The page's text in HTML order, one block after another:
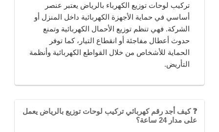
تركيب لوحات توزيع الكهرباء بالرياض يعتبر عنصر
أساسي في حماية الأجهزة الكهربائية داخل المنزل أو
الشركة. فهي تنظم توزيع الأحمال الكهربائية وتمنع
حدوث أعطال مفاجئة أو انقطاع التيار، كما توفر
الحماية للأشخاص من خلال القواطع الكهربائية وأنظمة
التأريض.
❓ كيف أجد رقم كهربائي تركيب لوحات توزيع بالرياض يعمل
على مدار 24 ساعة؟